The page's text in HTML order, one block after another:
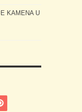
KAMENA U